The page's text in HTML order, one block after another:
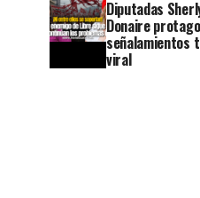
Diputadas
Donaire
señalamientos
viral